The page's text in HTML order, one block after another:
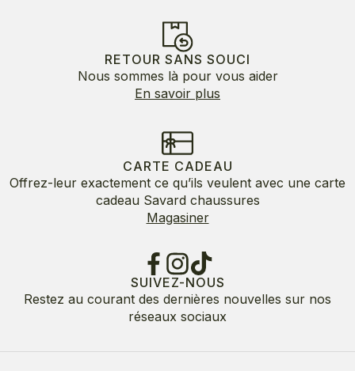
RETOUR SANS SOUCI
Nous sommes là pour vous aider
En savoir plus
CARTE CADEAU
Offrez-leur exactement ce qu’ils veulent avec une carte
cadeau Savard chaussures
Magasiner
SUIVEZ-NOUS
Restez au courant des dernières nouvelles sur nos
réseaux sociaux